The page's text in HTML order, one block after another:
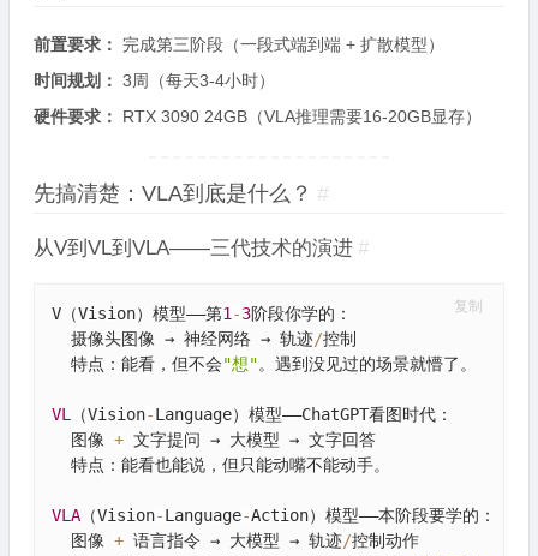
前置要求：
完成第三阶段（一段式端到端 + 扩散模型）
时间规划： 3周（每天3-4小时）
硬件要求：
RTX 3090 24GB（VLA推理需要16-20GB显存）
先搞清楚：VLA到底是什么？ #
从V到VL到VLA——三代技术的演进 #
V（Vision）模型——第1 -3阶段你学的：
  摄像头图像 → 神经网络 → 轨迹
/控制
  特点：能看，但不会
"想"。遇到没见过的场景就懵了。
VL （Vision-Language）模型——ChatGPT看图时代：
  图像
+ 文字提问 → 大模型 → 文字回答
  特点：能看也能说，但只能动嘴不能动手。
VLA （Vision-Language-Action）模型——本阶段要学的：
  图像
+ 语言指令 → 大模型 → 轨迹/控制动作
复制